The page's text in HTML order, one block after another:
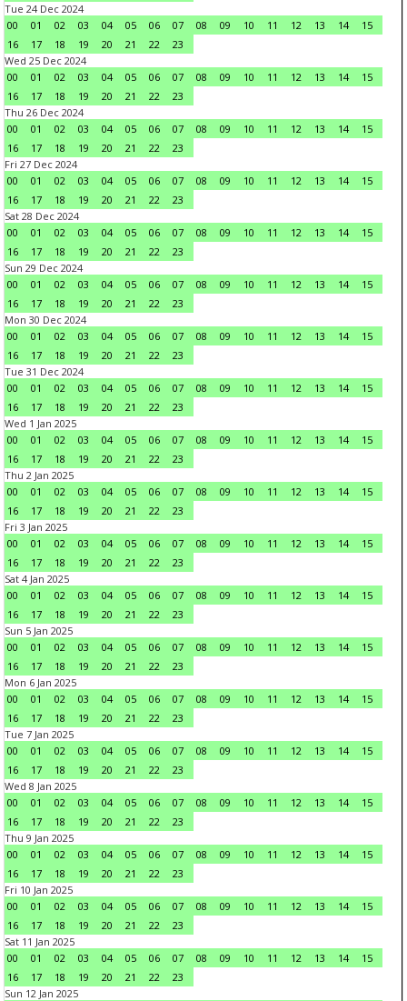
Tue 24 Dec 2024
00
01 02 03 04 05 06 07 08 09 10 11 12 13 14
15
16
17 18 19 20 21 22
23
Wed 25 Dec 2024
00
01 02 03 04 05 06 07 08 09 10 11 12 13 14
15
16
17 18 19 20 21 22
23
Thu 26 Dec 2024
00
01 02 03 04 05 06 07 08 09 10 11 12 13 14
15
16
17 18 19 20 21 22
23
Fri 27 Dec 2024
00
01 02 03 04 05 06 07 08 09 10 11 12 13 14
15
16
17 18 19 20 21 22
23
Sat 28 Dec 2024
00
01 02 03 04 05 06 07 08 09 10 11 12 13 14
15
16
17 18 19 20 21 22
23
Sun 29 Dec 2024
00
01 02 03 04 05 06 07 08 09 10 11 12 13 14
15
16
17 18 19 20 21 22
23
Mon 30 Dec 2024
00
01 02 03 04 05 06 07 08 09 10 11 12 13 14
15
16
17 18 19 20 21 22
23
Tue 31 Dec 2024
00
01 02 03 04 05 06 07 08 09 10 11 12 13 14
15
16
17 18 19 20 21 22
23
Wed 1 Jan 2025
00
01 02 03 04 05 06 07 08 09 10 11 12 13 14
15
16
17 18 19 20 21 22
23
Thu 2 Jan 2025
00
01 02 03 04 05 06 07 08 09 10 11 12 13 14
15
16
17 18 19 20 21 22
23
Fri 3 Jan 2025
00
01 02 03 04 05 06 07 08 09 10 11 12 13 14
15
16
17 18 19 20 21 22
23
Sat 4 Jan 2025
00
01 02 03 04 05 06 07 08 09 10 11 12 13 14
15
16
17 18 19 20 21 22
23
Sun 5 Jan 2025
00
01 02 03 04 05 06 07 08 09 10 11 12 13 14
15
16
17 18 19 20 21 22
23
Mon 6 Jan 2025
00
01 02 03 04 05 06 07 08 09 10 11 12 13 14
15
16
17 18 19 20 21 22
23
Tue 7 Jan 2025
00
01 02 03 04 05 06 07 08 09 10 11 12 13 14
15
16
17 18 19 20 21 22
23
Wed 8 Jan 2025
00
01 02 03 04 05 06 07 08 09 10 11 12 13 14
15
16
17 18 19 20 21 22
23
Thu 9 Jan 2025
00
01 02 03 04 05 06 07 08 09 10 11 12 13 14
15
16
17 18 19 20 21 22
23
Fri 10 Jan 2025
00
01 02 03 04 05 06 07 08 09 10 11 12 13 14
15
16
17 18 19 20 21 22
23
Sat 11 Jan 2025
00
01 02 03 04 05 06 07 08 09 10 11 12 13 14
15
16
17 18 19 20 21 22
23
Sun 12 Jan 2025